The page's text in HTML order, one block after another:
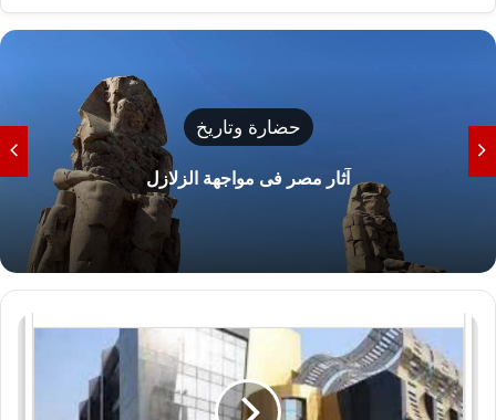
حضارة وتاريخ
آثار مصر فى مواجهة الزلازل
ق